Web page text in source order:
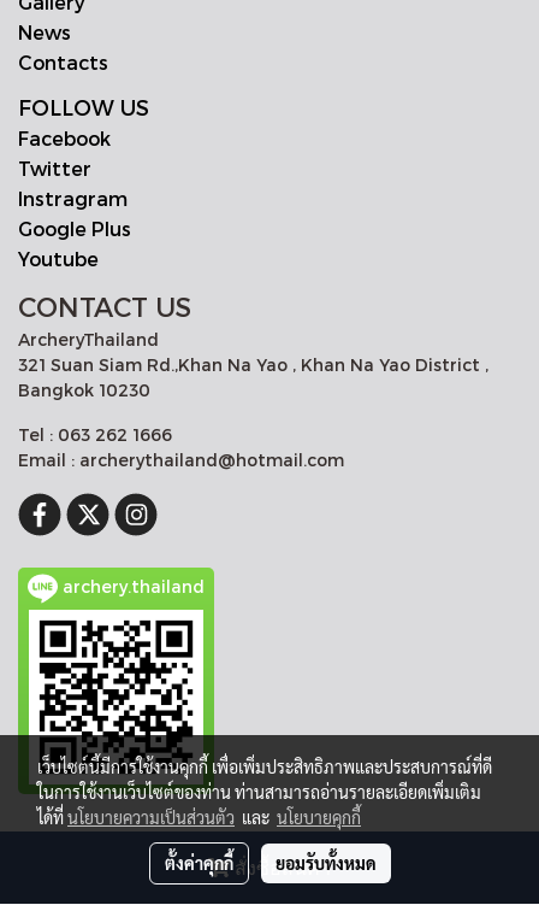
สั่งซื้อสินค้า
News
Contacts
FOLLOW US
Facebook
Twitter
Instragram
Google Plus
Youtube
CONTACT US
ArcheryThailand
321 Suan Siam Rd.,Khan Na Yao , Khan Na Yao District ,
Bangkok 10230
Tel : 063 262 1666
Email : archerythailand@hotmail.com
archery.thailand
Copy right by makewebeasy.com
เว็บไซต์นี้มีการใช้งานคุกกี้ เพื่อเพิ่มประสิทธิภาพและประสบการณ์ที่ดี
ในการใช้งานเว็บไซต์ของท่าน ท่านสามารถอ่านรายละเอียดเพิ่มเติม
ได้ที่นโยบายความเป็นส่วนตัว และ นโยบายคุกกี้
ตั้งค่าคุกกี้ ยอมรับทั้งหมด